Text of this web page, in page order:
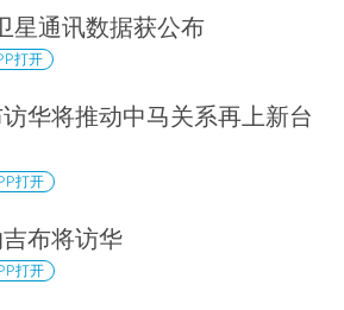
星通讯数据获公布
打开
华将推动中马关系再上新台
打开
布将访华
打开